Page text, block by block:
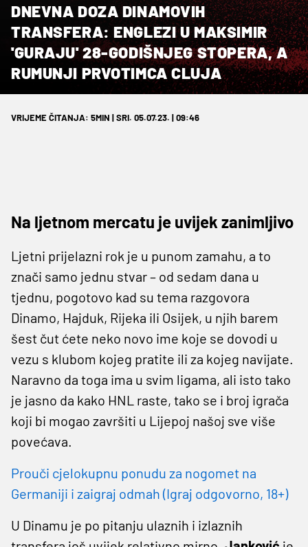
DNEVNA DOZA DINAMOVIH
TRANSFERA: ENGLEZI U MAKSIMIR
'GURAJU' 28-GODIŠNJEG STOPERA, A
RUMUNJI PRVOTIMCA CLUJA
VRIJEME ČITANJA: 5MIN | SRI. 05.07.23. | 09:46
Na ljetnom mercatu je uvijek zanimljivo
Ljetni prijelazni rok je u punom zamahu, a to
znači samo jednu stvar – od sedam dana u
tjednu, pogotovo kad su tema razgovora
Dinamo, Hajduk, Rijeka ili Osijek, u njih barem
šest čut ćete neko novo ime koje se dovodi u
vezu s klubom kojeg pratite ili za kojeg navijate.
Naravno da toga ima u svim ligama, ali isto tako
je jasno da kako HNL raste, tako se i broj igrača
koji bi mogao završiti u Lijepoj našoj sve više
povećava.
Prouči cjelokupnu ponudu za nogomet na
Germaniji i zaigraj odmah (Igraj odgovorno, 18+)
U Dinamu je po pitanju ulaznih i izlaznih